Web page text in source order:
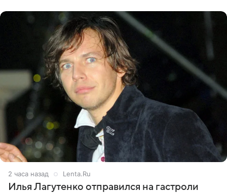
2 часа назад Lenta.Ru
Илья Лагутенко отправился на гастроли